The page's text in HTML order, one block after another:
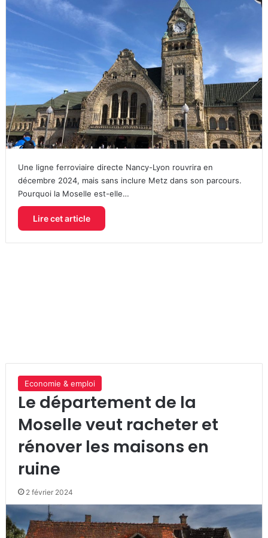
Une ligne ferroviaire directe Nancy-Lyon rouvrira en
décembre 2024, mais sans inclure Metz dans son parcours.
Pourquoi la Moselle est-elle…
Lire cet article
Economie & emploi
Le département de la
Moselle veut racheter et
rénover les maisons en
ruine
2 février 2024